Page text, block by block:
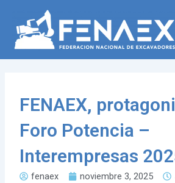
contenido
FENAEX,
Foro Potencia –
Interempresas
fenaex noviembre 3, 2025